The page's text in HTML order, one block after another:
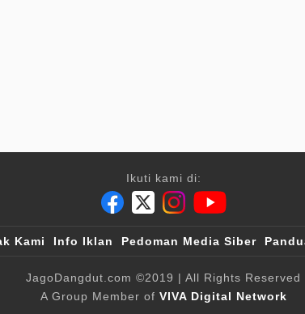
Ikuti kami di:
Kami Info Iklan Pedoman Media Siber
JagoDangdut.com ©2019 | All Rights Reserved
A Group Member of VIVA Digital Network